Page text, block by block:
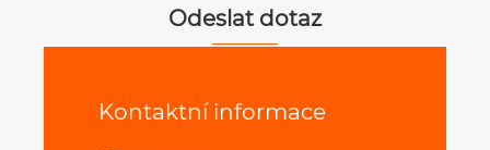
Odeslat dotaz
Kontaktní informace